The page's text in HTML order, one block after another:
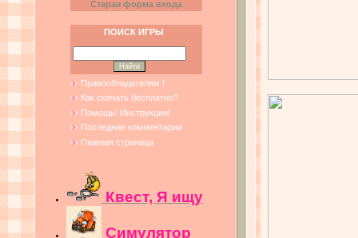
Старая форма входа
ПОИСК ИГРЫ
Правообладателям !
Как скачать бесплатно?
Помощь! Инструкции!
Последние комментарии
Главная страница
Квест, Я ищу
Симулятор